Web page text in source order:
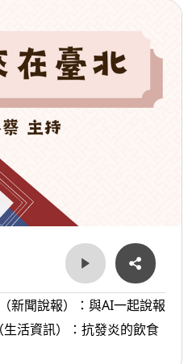
新聞說報）：與AI一起說報